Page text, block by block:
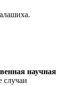
научная
случаи